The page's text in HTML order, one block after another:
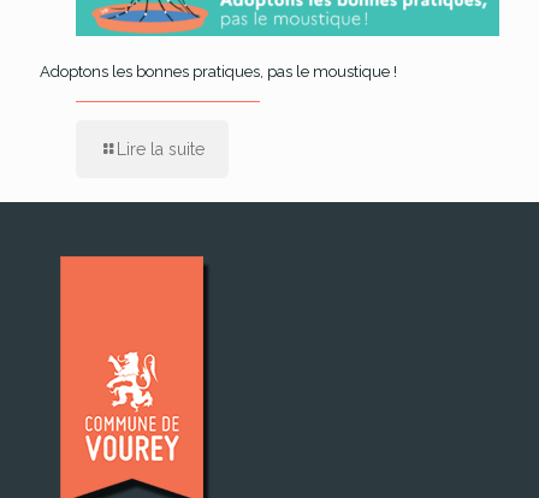
Adoptons les bonnes pratiques, pas le moustique !
Lire la suite